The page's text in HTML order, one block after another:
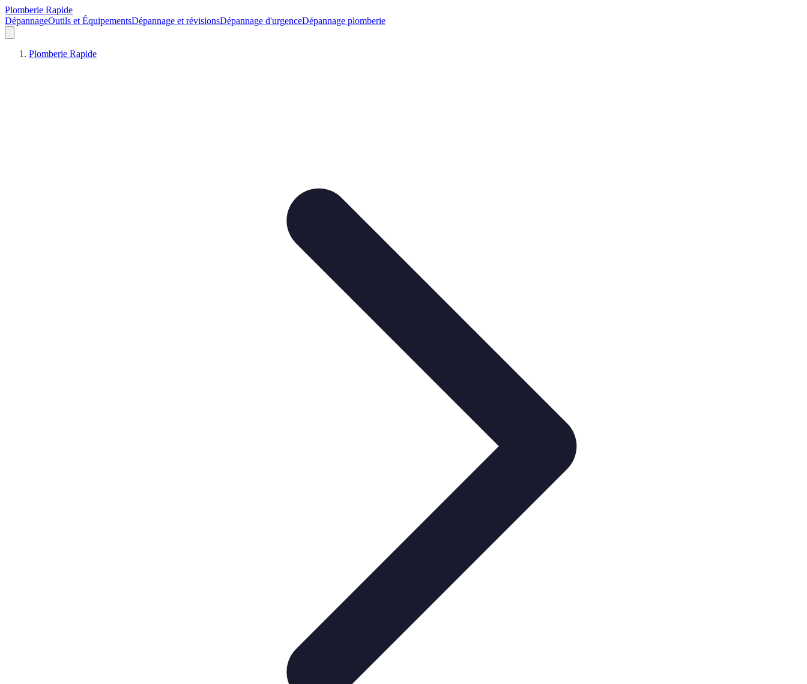
Plomberie Rapide
DépannageOutils et ÉquipementsDépannage et révisionsDépannage d'urgenceDépannage plomberie
Plomberie Rapide